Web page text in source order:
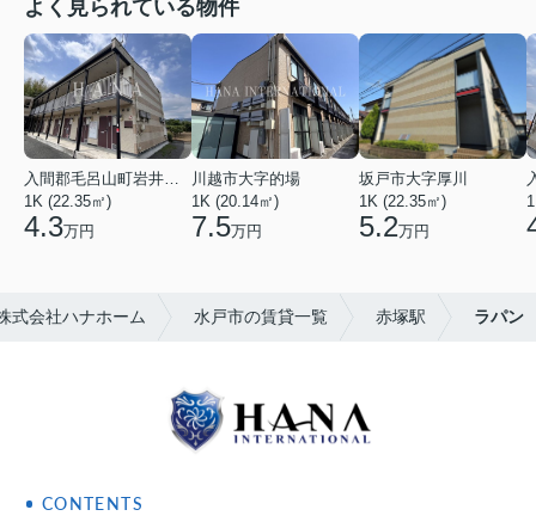
よく見られている物件
1K (22.35㎡)
4.3万円
川越市大字的場
1K (20.14㎡)
7.5万円
坂戸市大字厚川
1K (22.35㎡)
5.2万円
式会社ハナホーム 水戸市の賃貸一覧 赤塚駅 ラパン
CONTENTS